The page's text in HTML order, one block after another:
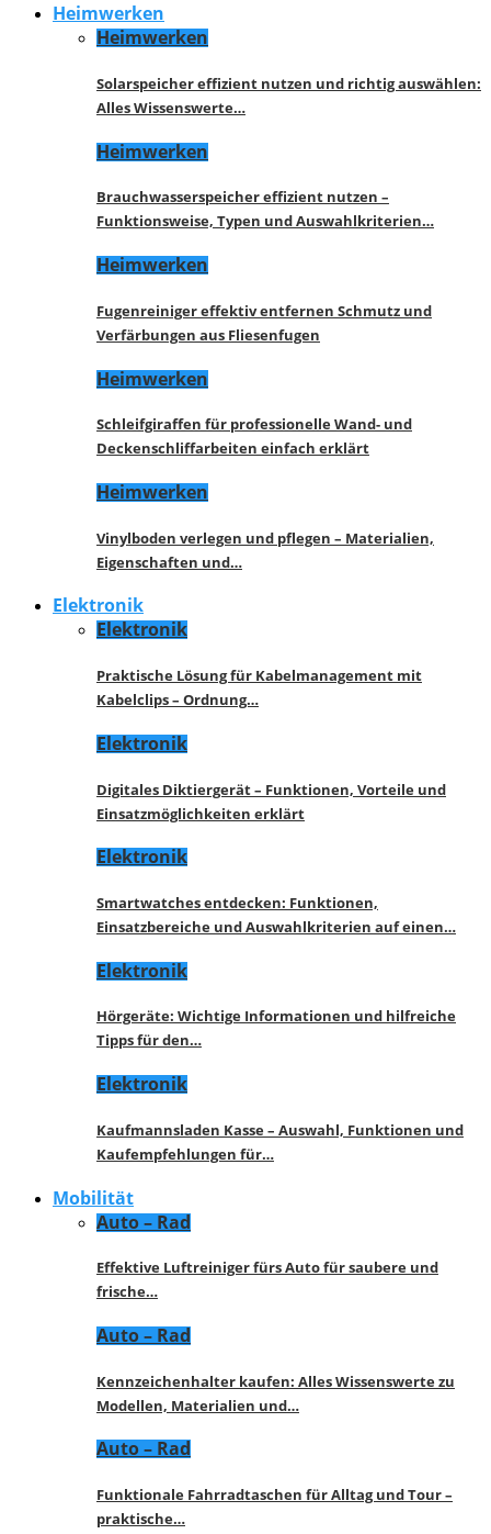
Heimwerken
Heimwerken
Solarspeicher effizient nutzen und richtig auswählen:
Alles Wissenswerte…
Heimwerken
Brauchwasserspeicher effizient nutzen –
Funktionsweise, Typen und Auswahlkriterien…
Heimwerken
Fugenreiniger effektiv entfernen Schmutz und
Verfärbungen aus Fliesenfugen
Heimwerken
Schleifgiraffen für professionelle Wand- und
Deckenschliffarbeiten einfach erklärt
Heimwerken
Vinylboden verlegen und pflegen – Materialien,
Eigenschaften und…
Elektronik
Elektronik
Praktische Lösung für Kabelmanagement mit
Kabelclips – Ordnung…
Elektronik
Digitales Diktiergerät – Funktionen, Vorteile und
Einsatzmöglichkeiten erklärt
Elektronik
Smartwatches entdecken: Funktionen,
Einsatzbereiche und Auswahlkriterien auf einen…
Elektronik
Hörgeräte: Wichtige Informationen und hilfreiche
Tipps für den…
Elektronik
Kaufmannsladen Kasse – Auswahl, Funktionen und
Kaufempfehlungen für…
Mobilität
Auto – Rad
Effektive Luftreiniger fürs Auto für saubere und
frische…
Auto – Rad
Kennzeichenhalter kaufen: Alles Wissenswerte zu
Modellen, Materialien und…
Auto – Rad
Funktionale Fahrradtaschen für Alltag und Tour –
praktische…